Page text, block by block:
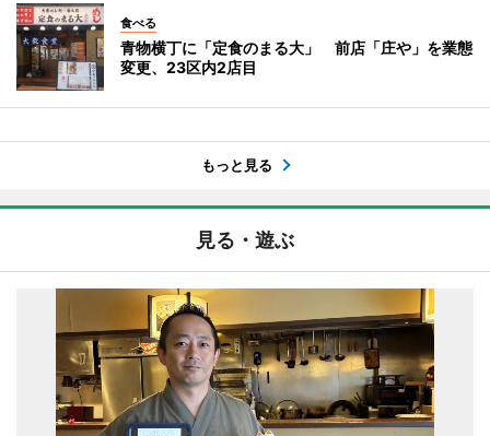
食べる
青物横丁に「定食のまる大」 前店「庄や」を業態
変更、23区内2店目
もっと見る
見る・遊ぶ